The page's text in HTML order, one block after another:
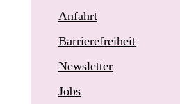
Anfahrt
Barrierefreiheit
Newsletter
Jobs